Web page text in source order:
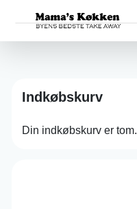
Indkøbskurv
Din indkøbskurv er tom.